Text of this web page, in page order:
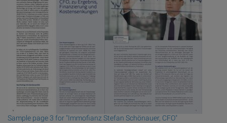
Sample page 3 for "Immofianz Stefan Schönauer, CFO"